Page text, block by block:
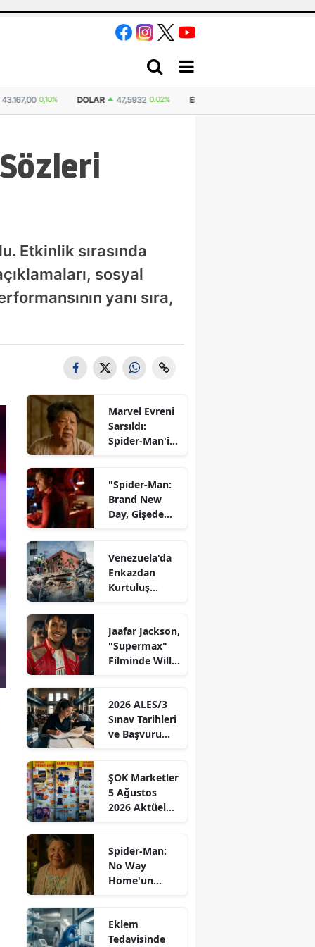
0.02% EURO 55,1340 0.16% STERLIN 64,2628
Etkinlik sırasında
sosyal
yanı sıra,
Marvel Evreni
Sarsıldı:
Spider-Man'in
Kaybettik!
"Spider-Man:
Brand New
Day, Gişede
Açılış Haftası
Performansını
Elde Etti!"
Venezuela'da
Enkazdan
Kurtuluş
Hayatını
Kaybedenlerin
Sayısı Giderek
Jaafar Jackson,
"Supermax"
Filminde Will
2026 ALES/3
Sınav Tarihleri
ve Başvuru
ÖSYM'den
Duyuru Geldi!
ŞOK Marketler
5 Ağustos
2026 Aktüel
Hafta Hangi
Yenilikler Bizi
Bekliyor?
Spider-Man:
No Way
Home'un
yaşında
hayata veda
Eklem
Tedavisinde